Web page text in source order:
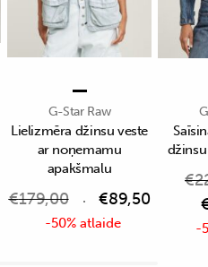
G-Star Raw
Lielizmēra džinsu veste
ar noņemamu
apakšmalu
€179,00 €89,50
-50% atlaide
€
-